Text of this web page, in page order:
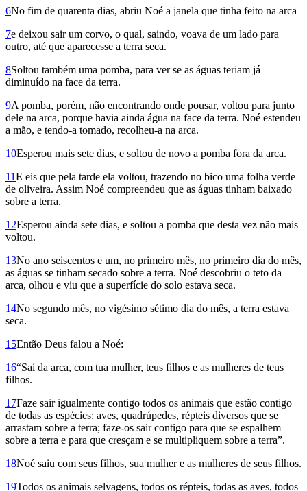
6No fim de quarenta dias, abriu Noé a janela que tinha feito na arca
7e deixou sair um corvo, o qual, saindo, voava de um lado para
outro, até que aparecesse a terra seca.
8Soltou também uma pomba, para ver se as águas teriam já
diminuído na face da terra.
9A pomba, porém, não encon­trando onde pousar, voltou para junto
dele na arca, porque havia ainda água na face da terra. Noé esten­deu
a mão, e tendo-a tomado, recolheu-a na arca.
10Esperou mais sete dias, e soltou de novo a pomba fora da arca.
11E eis que pela tarde ela voltou, trazendo no bico uma folha verde
de oliveira. Assim Noé compreendeu que as águas tinham baixado
sobre a terra.
12Esperou ainda sete dias, e soltou a pomba que desta vez não mais
voltou.
13No ano seiscentos e um, no pri­mei­ro mês, no primeiro dia do mês,
as águas se tinham secado sobre a terra. Noé descobriu o teto da
arca, olhou e viu que a superfície do solo estava seca.
14No segundo mês, no vigésimo sétimo dia do mês, a terra estava
seca.
15Então Deus falou a Noé:
16“Sai da arca, com tua mulher, teus filhos e as mulheres de teus
filhos.
17Faze sair igualmente contigo todos os animais que estão contigo
de todas as espécies: aves, quadrúpedes, répteis diversos que se
arrastam sobre a terra; faze-os sair contigo para que se espalhem
sobre a terra e para que cresçam e se multipliquem sobre a terra”.
18Noé saiu com seus filhos, sua mulher e as mulheres de seus fi­lhos.
19Todos os animais selva­gens, todos os répteis, todas as aves, todos